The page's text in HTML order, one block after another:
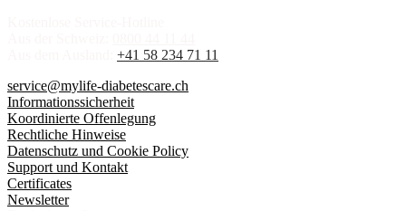
+41 58 234 71 11
service@mylife-diabetescare.ch
Informationssicherheit
Koordinierte Offenlegung
Rechtliche Hinweise
Datenschutz und Cookie Policy
Support und Kontakt
Certificates
Newsletter